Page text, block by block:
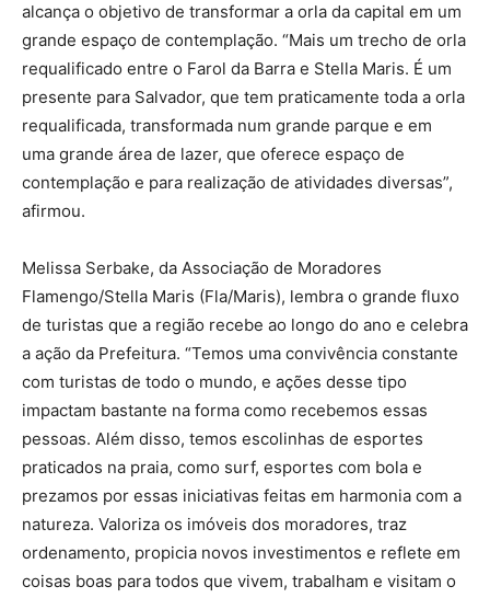
alcança o objetivo de transformar a orla da capital em um
grande espaço de contemplação. “Mais um trecho de orla
requalificado entre o Farol da Barra e Stella Maris. É um
presente para Salvador, que tem praticamente toda a orla
requalificada, transformada num grande parque e em
uma grande área de lazer, que oferece espaço de
contemplação e para realização de atividades diversas”,
afirmou.
Melissa Serbake, da Associação de Moradores
Flamengo/Stella Maris (Fla/Maris), lembra o grande fluxo
de turistas que a região recebe ao longo do ano e celebra
a ação da Prefeitura. “Temos uma convivência constante
com turistas de todo o mundo, e ações desse tipo
impactam bastante na forma como recebemos essas
pessoas. Além disso, temos escolinhas de esportes
praticados na praia, como surf, esportes com bola e
prezamos por essas iniciativas feitas em harmonia com a
natureza. Valoriza os imóveis dos moradores, traz
ordenamento, propicia novos investimentos e reflete em
coisas boas para todos que vivem, trabalham e visitam o